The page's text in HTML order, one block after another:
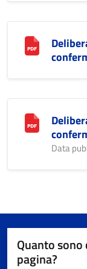
Data
Quanto
pagina?